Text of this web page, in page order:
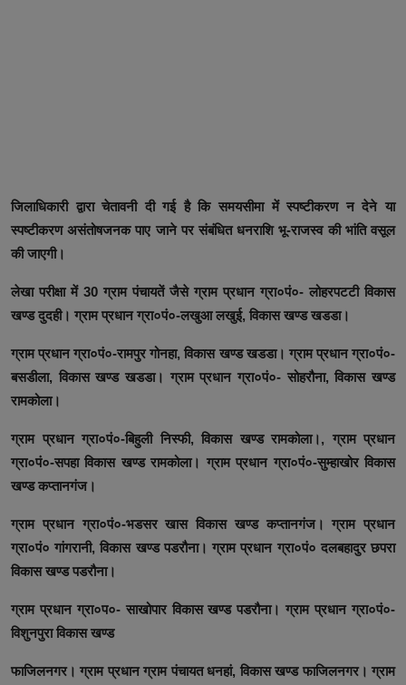
जिलाधिकारी द्वारा चेतावनी दी गई है कि समयसीमा में स्पष्टीकरण न देने या
स्पष्टीकरण असंतोषजनक पाए जाने पर संबंधित धनराशि भू-राजस्व की भांति वसूल
की जाएगी।
लेखा परीक्षा में 30 ग्राम पंचायतें जैसे ग्राम प्रधान ग्रा०पं०- लोहरपटटी विकास
खण्ड दुदही। ग्राम प्रधान ग्रा०पं०-लखुआ लखुई, विकास खण्ड खडडा।
ग्राम प्रधान ग्रा०पं०-रामपुर गोनहा, विकास खण्ड खडडा। ग्राम प्रधान ग्रा०पं०-
बसडीला, विकास खण्ड खडडा। ग्राम प्रधान ग्रा०पं०- सोहरौना, विकास खण्ड
रामकोला।
ग्राम प्रधान ग्रा०पं०-बिहुली निस्फी, विकास खण्ड रामकोला।, ग्राम प्रधान
ग्रा०पं०-सपहा विकास खण्ड रामकोला। ग्राम प्रधान ग्रा०पं०-सुम्हाखोर विकास
खण्ड कप्तानगंज।
ग्राम प्रधान ग्रा०पं०-भडसर खास विकास खण्ड कप्तानगंज। ग्राम प्रधान
ग्रा०पं० गांगरानी, विकास खण्ड पडरौना। ग्राम प्रधान ग्रा०पं० दलबहादुर छपरा
विकास खण्ड पडरौना।
ग्राम प्रधान ग्रा०प०- साखोपार विकास खण्ड पडरौना। ग्राम प्रधान ग्रा०पं०-
विशुनपुरा विकास खण्ड
फाजिलनगर। ग्राम प्रधान ग्राम पंचायत धनहां, विकास खण्ड फाजिलनगर। ग्राम